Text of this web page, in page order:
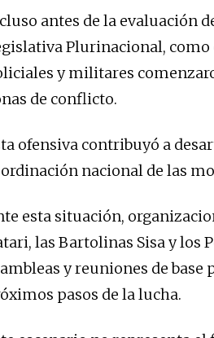
antes de la evaluación
Plurinacional, como
y militares
de conflicto.
ofensiva contribuyó a
nacional de las
esta situación,
las Bartolinas Sisa y los
y reuniones de
pasos de la lucha.